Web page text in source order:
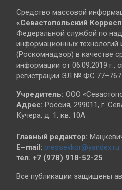
Средство массовой
«Севастопольский
Федеральной службой по
информационных
(Роскомнадзор) в качестве
информации от 06.09.2019 г.,
регистрации ЭЛ № ФС
Учредитель: ООО
Адрес: Россия, 299011, г.
Кучера, д. 1, кв. 10А
Главный редактор:
E–mail: pressevkor@yandex.ru
тел. +7 (978) 918-52-25
Все публикации защищены